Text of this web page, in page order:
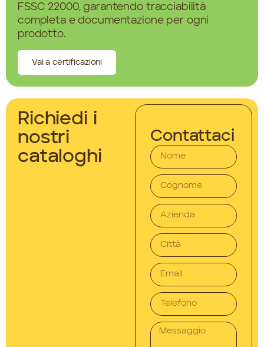
FSSC 22000, garantendo tracciabilità
completa e documentazione per ogni
prodotto.
Vai a certificazioni
Richiedi i
nostri
cataloghi
Contattaci